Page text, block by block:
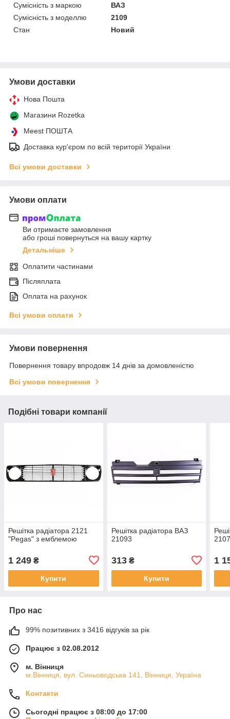
Сумісність з маркою
ВАЗ
Сумісність з моделлю
2109
Стан
Новий
Умови доставки
Нова Пошта
Магазини Rozetka
Meest ПОШТА
Доставка кур'єром по всій території України
Всі умови доставки
Умови оплати
Ви отримаєте замовлення
або гроші повернуться на вашу картку
Детальніше
Оплатити частинами
Післяплата
Оплата на рахунок
Всі умови оплати
Умови повернення
Повернення товару впродовж 14 днів за домовленістю
Всі умови повернення
Подібні товари компанії
Решітка радіатора 2121
"Pegas" з емблемою
1 249 ₴
Купити
Решітка радіатора ВАЗ
21093
313₴
Купити
1
Про нас
99% позитивних з 3416 відгуків за рік
Працює з 02.08.2012
м. Вінниця
м.Вінниця, вул. Синьоводська 141, Вінниця, Україна
Контакти
Сьогодні працює з 08:00 до 17:00